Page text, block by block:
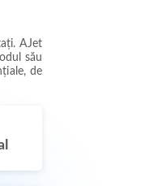
AJet
său
de